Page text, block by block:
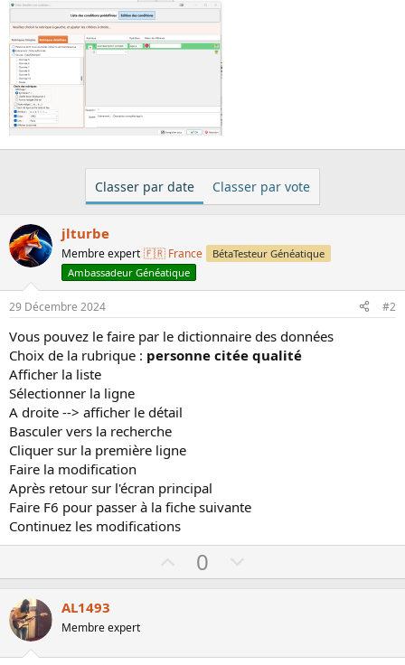
Classer par date Classer par vote
jlturbe
Membre expert 🇫🇷 France
BétaTesteur Généatique
Ambassadeur Généatique
29 Décembre 2024 #2
Vous pouvez le faire par le dictionnaire des données
Choix de la rubrique : personne citée qualité
Afficher la liste
Sélectionner la ligne
A droite --> afficher le détail
Basculer vers la recherche
Cliquer sur la première ligne
Faire la modification
Après retour sur l'écran principal
Faire F6 pour passer à la fiche suivante
Continuez les modifications
U
p
0
o
AL1493
Membre expert